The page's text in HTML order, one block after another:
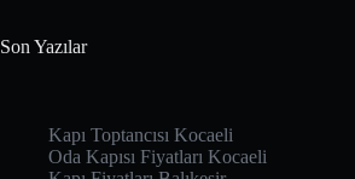
Son Yazılar
Kapı Toptancısı Kocaeli
Oda Kapısı Fiyatları Kocaeli